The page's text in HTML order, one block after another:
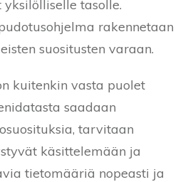
tasolle.
rakennetaan
suositusten varaan.
kuitenkin vasta puolet
saadaan
tarvitaan
käsittelemään ja
tietomääriä nopeasti ja